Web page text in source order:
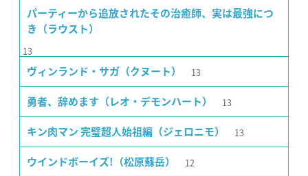
パーティーから追放されたその治癒師、実は最強につ
き（ラウスト）
13
ヴィンランド・サガ（クヌート） 13
勇者、辞めます（レオ・デモンハート） 13
キン肉マン 完璧超人始祖編（ジェロニモ） 13
ウインドボーイズ!（松原蘇岳） 12